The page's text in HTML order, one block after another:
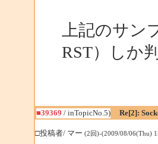
上記のサ
RST）しか
■39369 / inTopicNo.5) Re[2]:
□投稿者/ マー (2回)-(2009/08/06(Thu)